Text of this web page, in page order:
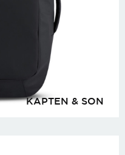
KAPTEN & SON